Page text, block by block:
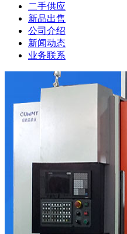
二手供应
新品出售
公司介绍
新闻动态
业务联系